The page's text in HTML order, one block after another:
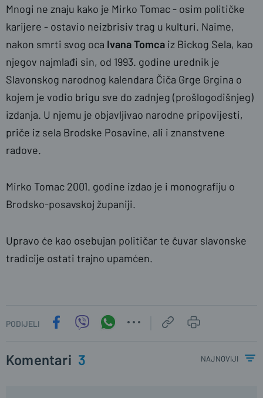
Mnogi ne znaju kako je Mirko Tomac - osim političke
karijere - ostavio neizbrisiv trag u kulturi. Naime,
nakon smrti svog oca Ivana Tomca iz Bickog Sela, kao
njegov najmlađi sin, od 1993. godine urednik je
Slavonskog narodnog kalendara Čiča Grge Grgina o
kojem je vodio brigu sve do zadnjeg (prošlogodišnjeg)
izdanja. U njemu je objavljivao narodne pripovijesti,
priče iz sela Brodske Posavine, ali i znanstvene
radove.
Mirko Tomac 2001. godine izdao je i monografiju o
Brodsko-posavskoj županiji.
Upravo će kao osebujan političar te čuvar slavonske
tradicije ostati trajno upamćen.
PODIJELI
Komentari 3 najnoviji